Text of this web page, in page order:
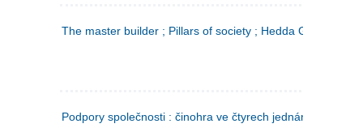
The master builder ; Pillars of society ; Hedda Gabler
Podpory společnosti : činohra ve čtyrech jednáních